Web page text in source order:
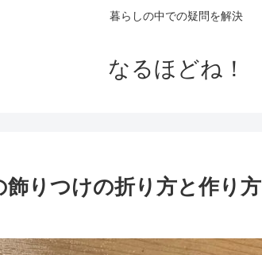
暮らしの中での疑問を解決
なるほどね！
りつけの折り方と作り方